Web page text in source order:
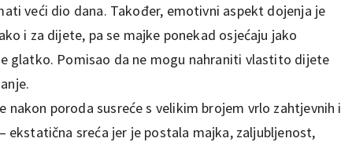
veći dio dana. Također, emotivni aspekt dojenja je
i za dijete, pa se majke ponekad osjećaju jako
glatko. Pomisao da ne mogu nahraniti vlastito dijete
nakon poroda susreće s velikim brojem vrlo zahtjevnih i
ekstatična sreća jer je postala majka, zaljubljenost,